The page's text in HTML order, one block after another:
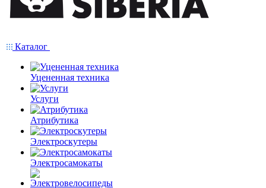
Каталог
Уцененная техника
Услуги
Атрибутика
Электроскутеры
Электросамокаты